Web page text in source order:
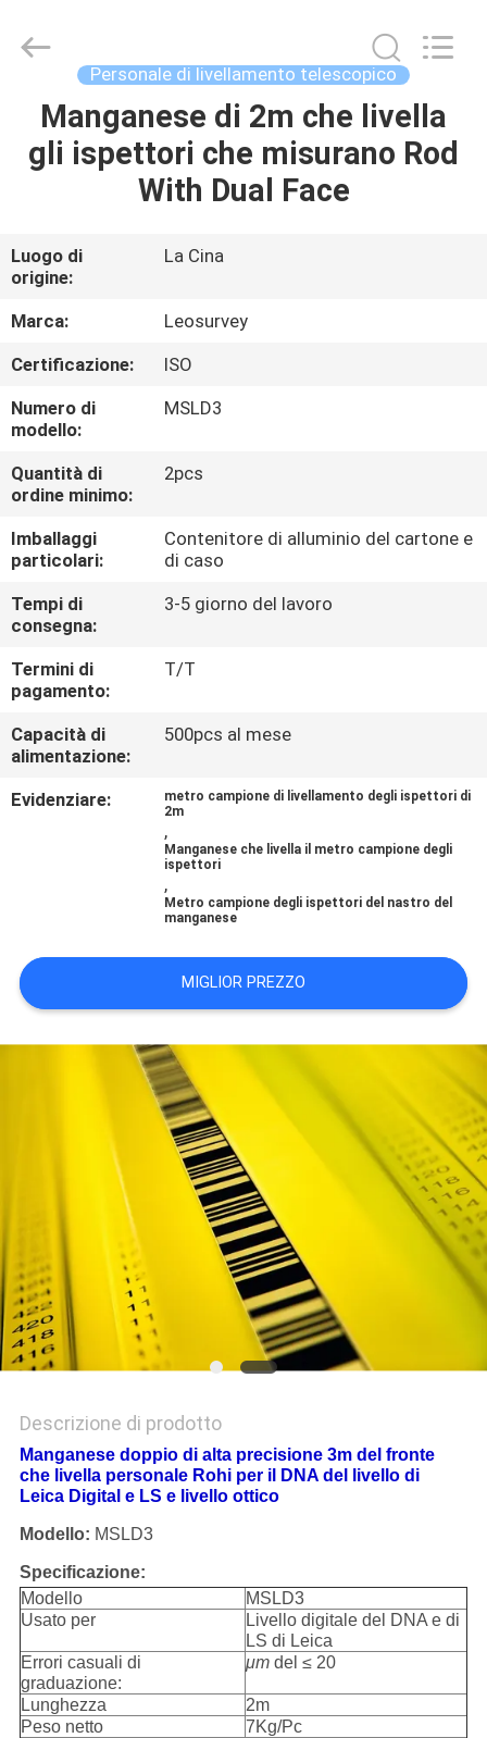
CASA
PRODOTTI
CIRCA
NOI
GIRO
DELLA
FABBRICA
CONTROLLO
DI
QUALITÀ
CONTATTICI
UNA
CITAZIONE
PRIVACY
POLICY
Survey
Instrument
Reserved.
Personale di livellamento telescopico
Manganese di 2m che livella
gli ispettori che misurano Rod
With Dual Face
Luogo di
origine:
La Cina
Marca:
Leosurvey
Certificazione:
ISO
Numero di
modello:
MSLD3
Quantità di
ordine minimo:
2pcs
Imballaggi
particolari:
Contenitore di alluminio del cartone e
di caso
Tempi di
consegna:
3-5 giorno del lavoro
Termini di
pagamento:
T/T
Capacità di
alimentazione:
500pcs al mese
Evidenziare:
metro campione di livellamento degli ispettori di
2m
,
Manganese che livella il metro campione degli
ispettori
,
Metro campione degli ispettori del nastro del
manganese
MIGLIOR PREZZO
Descrizione di prodotto
Manganese doppio di alta precisione 3m del fronte
che livella personale Rohi per il DNA del livello di
Leica Digital e LS e livello ottico
Modello: MSLD3
Specificazione:
Modello
MSLD3
Usato per
Livello digitale del DNA e di
LS di Leica
Errori casuali di
graduazione:
μmdel ≤ 20
Lunghezza
2m
Peso netto
7Kg/Pc